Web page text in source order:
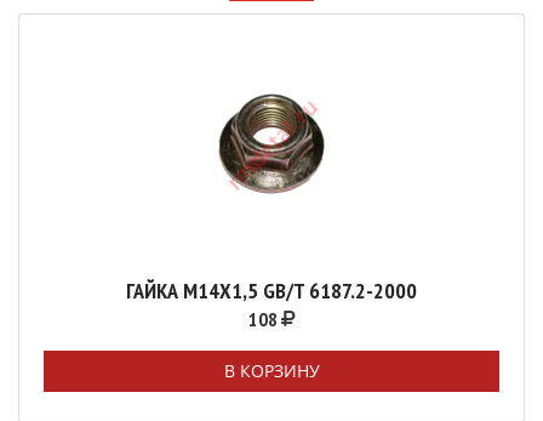
ГАЙКА М14Х1,5 GB/T 6187.2-2000
108
В КОРЗИНУ